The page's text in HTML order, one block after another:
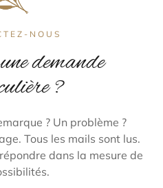
NOUS
demande
?
? Un problème ?
Tous les mails sont lus.
dans la mesure de